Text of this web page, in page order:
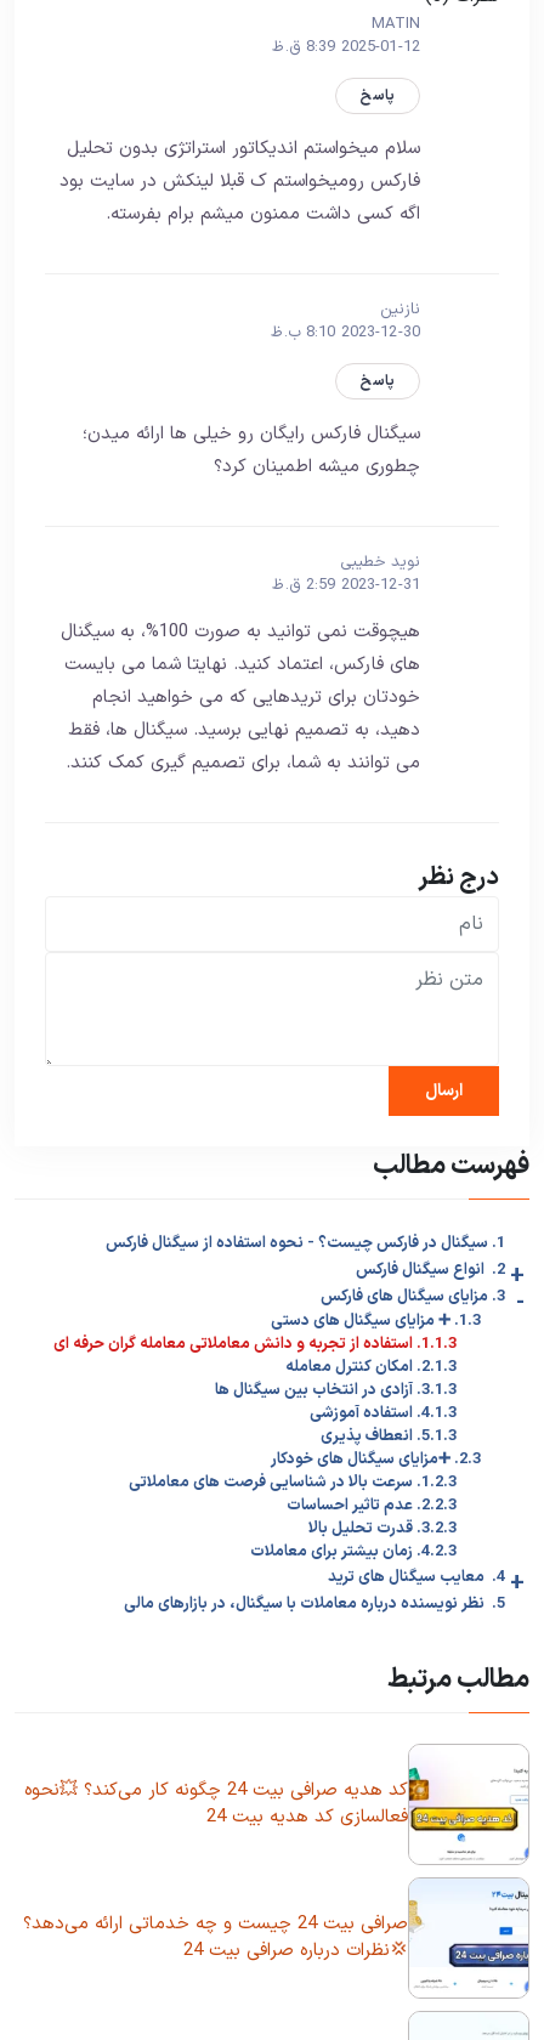
MATIN
2025-01-12 8:39 ق.ظ
پاسخ
سلام میخواستم اندیکاتور استراتژی بدون تحلیل
فارکس رومیخواستم ک قبلا لینکش در سایت بود
اگه کسی داشت ممنون میشم برام بفرسته.
نازنین
2023-12-30 8:10 ب.ظ
پاسخ
سیگنال فارکس رایگان رو خیلی ها ارائه میدن؛
چطوری میشه اطمینان کرد؟
نوید خطیبی
2023-12-31 2:59 ق.ظ
هیچوقت نمی توانید به صورت 100%، به سیگنال
های فارکس، اعتماد کنید. نهایتا شما می بایست
خودتان برای تریدهایی که می خواهید انجام
دهید، به تصمیم نهایی برسید. سیگنال ها، فقط
می توانند به شما، برای تصمیم گیری کمک کنند.
درج نظر
فهرست مطالب
1. سیگنال در فارکس چیست؟ - نحوه استفاده از سیگنال فارکس
2. انواع سیگنال فارکس +
3. مزایای سیگنال های فارکس -
1.3. ➕ مزایای سیگنال های دستی
1.1.3. استفاده از تجربه و دانش معاملاتی معامله گران حرفه ای
2.1.3. امکان کنترل معامله
3.1.3. آزادی در انتخاب بین سیگنال ها
4.1.3. استفاده آموزشی
5.1.3. انعطاف پذیری
2.3. ➕مزایای سیگنال های خودکار
1.2.3. سرعت بالا در شناسایی فرصت های معاملاتی
2.2.3. عدم تاثیر احساسات
3.2.3. قدرت تحلیل بالا
4.2.3. زمان بیشتر برای معاملات
4. معایب سیگنال های ترید +
5. نظر نویسنده درباره معاملات با سیگنال، در بازارهای مالی
مطالب مرتبط
کد هدیه صرافی بیت 24 چگونه کار می‌کند؟ 💥نحوه
فعالسازی کد هدیه بیت 24
صرافی بیت 24 چیست و چه خدماتی ارائه می‌دهد؟
💢نظرات درباره صرافی بیت 24